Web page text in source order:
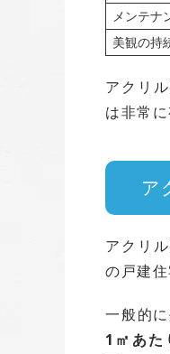
メンテナ
美観の持
アクリ
は非常に
ア
アクリ
の戸建
一般的
1㎡あ